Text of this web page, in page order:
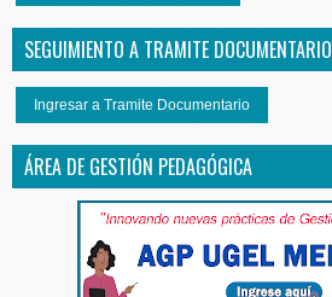
SEGUIMIENTO A TRAMITE DOCUMENTARIO
Ingresar a Tramite Documentario
ÁREA DE GESTIÓN PEDAGÓGICA